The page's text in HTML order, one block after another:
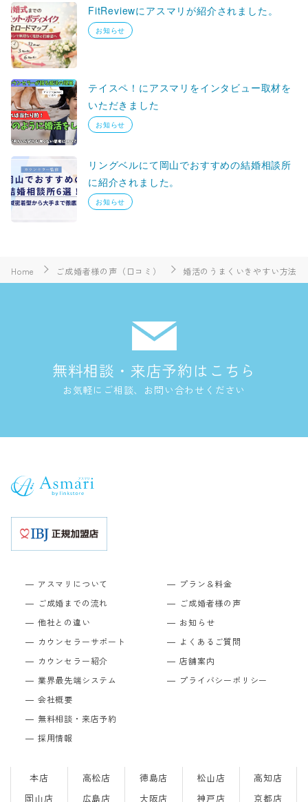
FitReviewにアスマリが紹介されました。
お知らせ
テイスペ！にアスマリをインタビュー取材を
いただきました
お知らせ
リングベルにて岡山でおすすめの結婚相談所
に紹介されました。
お知らせ
Home ご成婚者様の声（口コミ） 婚活のうまくいきやすい方法
無料相談・来店予約はこちら
お気軽にご相談、お問い合わせください
アスマリについて
ご成婚までの流れ
他社との違い
カウンセラーサポート
カウンセラー紹介
業界最先端システム
プラン＆料金
ご成婚者様の声
お知らせ
よくあるご質問
店舗案内
プライバシーポリシー
会社概要
無料相談・来店予約
採用情報
本店 高松店 徳島店 松山店
高知店
岡山店
広島店 大阪店 神戸店 京都店